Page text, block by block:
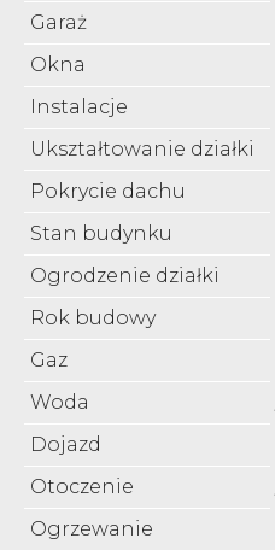
Garaż
Okna
Instalacje
Ukształtowanie działki
Pokrycie dachu
Stan budynku
Ogrodzenie działki
Rok budowy
Gaz
Woda
Dojazd
Otoczenie
Ogrzewanie